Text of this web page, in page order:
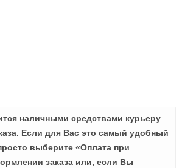
наличными средствами курьеру
Если для Вас это самый удобный
выберите «Оплата при
заказа или, если Вы